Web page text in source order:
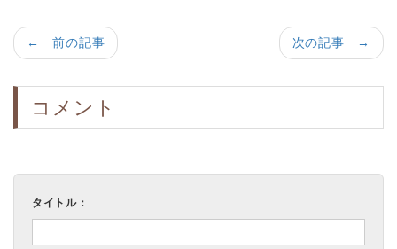
次の記事 →
← 前の記事
コメント
タイトル：